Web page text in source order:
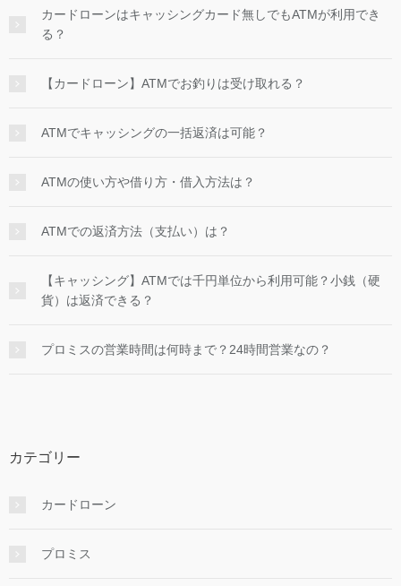
カードローンはキャッシングカード無しでもATMが利用でき
る？
【カードローン】ATMでお釣りは受け取れる？
ATMでキャッシングの一括返済は可能？
ATMの使い方や借り方・借入方法は？
ATMでの返済方法（支払い）は？
【キャッシング】ATMでは千円単位から利用可能？小銭（硬
貨）は返済できる？
プロミスの営業時間は何時まで？24時間営業なの？
カテゴリー
カードローン
プロミス